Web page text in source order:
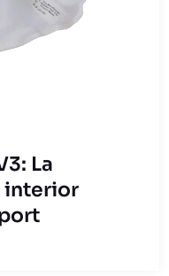
La
interior